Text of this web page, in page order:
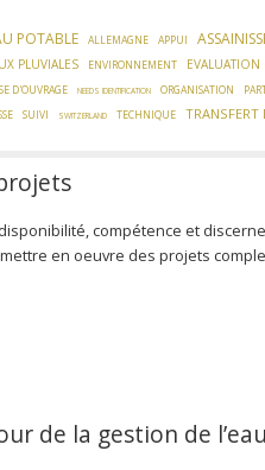
POTABLE ALLEMAGNE APPUI
PLUVIALES ENVIRONNEMENT EVALUATION
D'OUVRAGE NEEDS IDENTIFICATION ORGANISATION
SUIVI SWITZERLAND TECHNIQUE TRANSFERT
compétence et
en oeuvre des projets
de la gestion de l’eau